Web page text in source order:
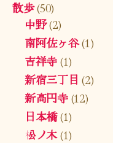
散歩(50)
中野(2)
南阿佐ヶ谷(1)
吉祥寺(1)
新宿三丁目 (2)
新高円寺(12)
日本橋(1)
松ノ木(1)